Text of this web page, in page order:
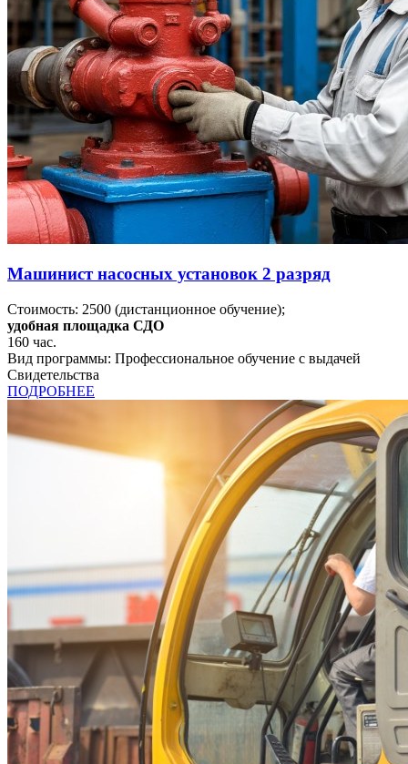
Машинист насосных установок 2 разряд
Стоимость: 2500 (дистанционное обучение);
удобная площадка СДО
160 час.
Вид программы: Профессиональное обучение с выдачей
Свидетельства
ПОДРОБНЕЕ